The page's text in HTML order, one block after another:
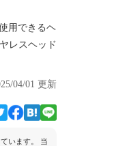
用できるヘ
レスヘッド
04/01 更新
います。 当